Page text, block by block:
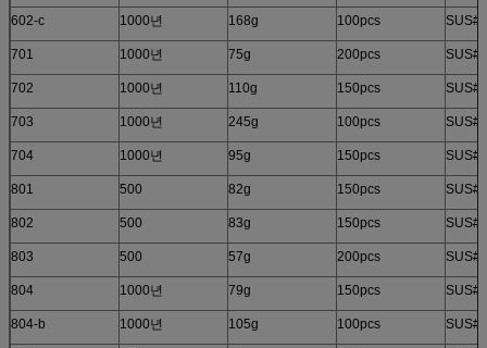
602-c 1000년 168g 100pcs
701 1000년 75g 200pcs
702 1000년 110g 150pcs
703 1000년 245g 100pcs
704 1000년 95g 150pcs
801 500 82g 150pcs
802 500 83g 150pcs
803 500 57g 200pcs
804 1000년 79g 150pcs
804-b 1000년 105g 100pcs